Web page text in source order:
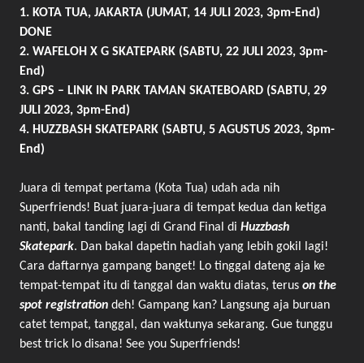
1. KOTA TUA, JAKARTA (JUMAT, 14 JULI 2023, 3pm-End)
DONE
2. WAFELOH X G SKATEPARK (SABTU, 22 JULI 2023, 3pm-
End)
3. GPS – LINK IN PARK TAMAN SKATEBOARD (SABTU, 29
JULI 2023, 3pm-End)
4. HUZZBASH SKATEPARK (SABTU, 5 AGUSTUS 2023, 3pm-
End)
Juara di tempat pertama (Kota Tua) udah ada nih
Superfriends! Buat juara-juara di tempat kedua dan ketiga
nanti, bakal tanding lagi di Grand Final di Huzzbash
Skatepark. Dan bakal dapetin hadiah yang lebih gokil lagi!
Cara daftarnya gampang banget! Lo tinggal dateng aja ke
tempat-tempat itu di tanggal dan waktu diatas, terus on the
spot registration deh! Gampang kan? Langsung aja buruan
catet tempat, tanggal, dan waktunya sekarang. Gue tunggu
best trick lo disana! See you Superfriends!